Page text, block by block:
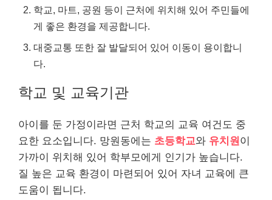
학교, 마트, 공원 등이 근처에 위치해 있어 주민들에
게 좋은 환경을 제공합니다.
대중교통 또한 잘 발달되어 있어 이동이 용이합니
다.
학교 및 교육기관
아이를 둔 가정이라면 근처 학교의 교육 여건도 중
요한 요소입니다. 망원동에는 초등학교와 유치원 이
가까이 위치해 있어 학부모에게 인기가 높습니다.
질 높은 교육 환경이 마련되어 있어 자녀 교육에 큰
도움이 됩니다.